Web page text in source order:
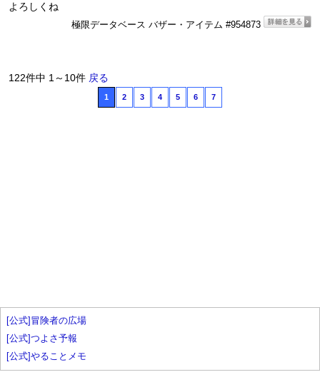
よろしくね
極限データベース バザー・アイテム #954873
122件中 1～10件 戻る
1 2 3 4 5 6 7
[公式]冒険者の広場
[公式]つよさ予報
[公式]やることメモ